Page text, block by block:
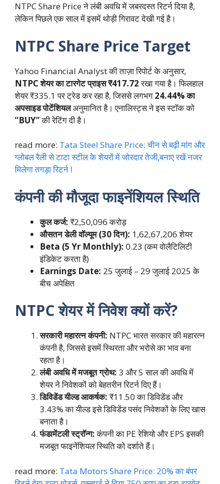
NTPC Share Price ने लंबी अवधि में जबरदस्त रिटर्न दिया है,
लेकिन पिछले एक साल में इसमें थोड़ी गिरावट देखी गई है।
NTPC Share Price Target
Yahoo Financial Analyst की ताज़ा रिपोर्ट के अनुसार,
NTPC शेयर का टारगेट प्राइस ₹417.72रखा गया है। फिलहाल
शेयर ₹335.1 पर ट्रेड कर रहा है, जिससे लगभग 24.44% का
अपसाइड पोटेंशियलअनुमानित है। एनालिस्ट्स ने इस स्टॉक को
“BUY”की रेटिंग दी है।
read more: Tata Steel Share Price: चीन से बढ़ी मांग और
ग्लोबल रैली से टाटा स्टील के शेयरों में जोरदार तेजी,बनाए रखें नजर
मिलेगा तगड़ा रिटर्न !
कंपनी की मौजूदा फाइनेंशियल स्थिति
कुल कर्ज: ₹2,50,096 करोड़
औसतन डेली वॉल्यूम (30 दिन): 1,62,67,206 शेयर
Beta (5 Yr Monthly): 0.23 (कम वोलैटिलिटी
इंडिकेट करता है)
Earnings Date: 25 जुलाई – 29 जुलाई 2025 के
बीच अपेक्षित
NTPC शेयर में निवेश क्यों करें?
सरकारी महारत्न कंपनी: NTPC भारत सरकार की महारत्न
कंपनी है, जिससे इसमें स्थिरता और भरोसे का भाव बना
रहता है।
लंबी अवधि में मजबूत ग्रोथ: 3 और 5 साल की अवधि में
शेयर ने निवेशकों को बेहतरीन रिटर्न दिए हैं।
डिविडेंड यील्ड आकर्षक: ₹11.50 का डिविडेंड और
3.43% का यील्ड इसे डिविडेंड पसंद निवेशकों के लिए खास
बनाता है।
फंडामेंटली स्ट्रॉन्ग:कंपनी का PE रेशियो और EPS इसकी
मजबूत फाइनेंशियल स्थिति को दर्शाते हैं।
read more: Tata Motors Share Price: 20% का बंपर